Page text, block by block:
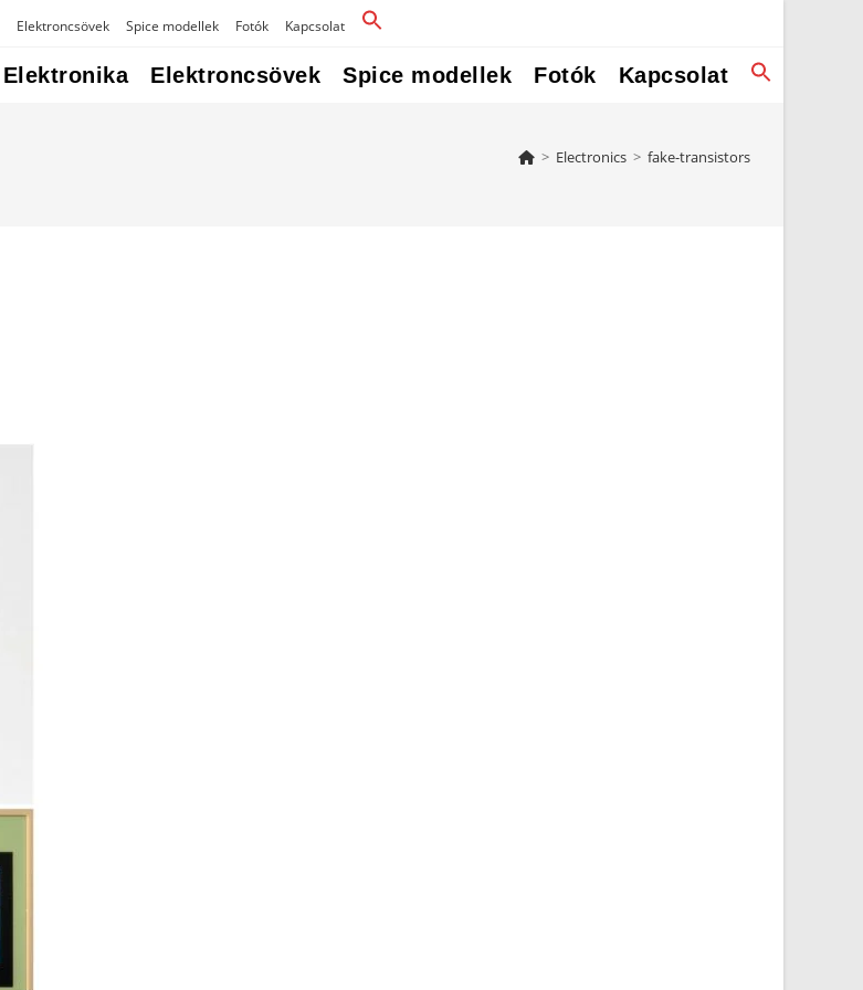
Elektroncsövek Spice modellek Fotók Kapcsolat
Elektronika Elektroncsövek Spice modellek Fotók Kapcsolat
> Electronics > fake-transistors